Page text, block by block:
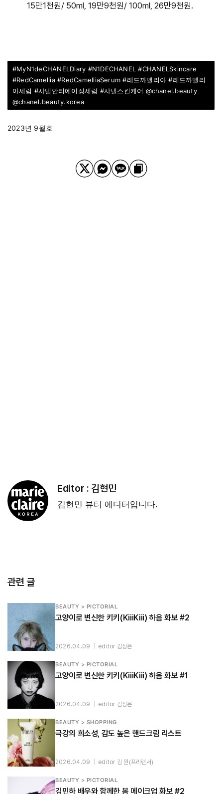
15만1천원/ 50ml, 19만9천원/ 100ml, 26만9천원.
#MyN1deCHANELDiary #N1DECHANEL #CHANELSkincare
#RedCamellia #RedCamelliaSerum #레드까멜리아 #레드까멜리
아세럼 #샤넬안티에이징세럼 #샤넬스킨케어 @chanel.beauty
@chanel.beauty.korea
2023년 9월호
Editor : 김현민
김현민 뷰티 에디터입니다.
관련 글
BEAUTY > PICTORIAL
고양이로 변신한 키키(KiiiKiii) 하음 화보 #2
2026.04.09 editor 김상은
BEAUTY > PICTORIAL
고양이로 변신한 키키(KiiiKiii) 하음 화보 #1
2026.04.09 editor 김상은
BEAUTY > SHOPPING
극강의 희소성, 감도 높은 핸드크림 리스트
2026.04.09 editor 김 원(프리랜서)
BEAUTY > PICTORIAL
김민하 배우와 함께한 봄 메이크업 화보 #2